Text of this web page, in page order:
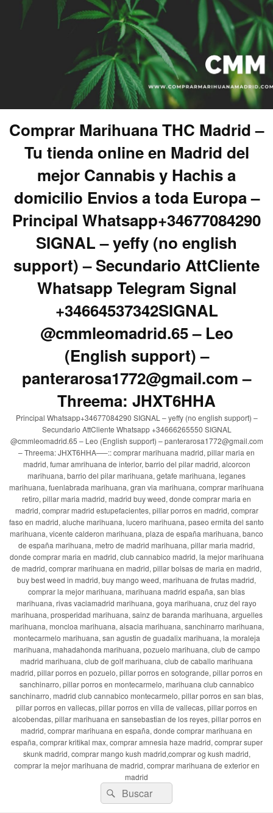
Comprar Marihuana THC Madrid –
Tu tienda online en Madrid del
mejor Cannabis y Hachis a
domicilio Envios a toda Europa –
Principal Whatsapp+34677084290
SIGNAL – yeffy (no english
support) – Secundario AttCliente
Whatsapp Telegram Signal
+34664537342SIGNAL
@cmmleomadrid.65 – Leo
(English support) –
panterarosa1772@gmail.com –
Threema: JHXT6HHA
Principal Whatsapp+34677084290 SIGNAL – yeffy (no english support) –
Secundario AttCliente Whatsapp +34666265550 SIGNAL
@cmmleomadrid.65 – Leo (English support) – panterarosa1772@gmail.com
– Threema: JHXT6HHA—–:: comprar marihuana madrid, pillar maria en
madrid, fumar amrihuana de interior, barrio del pilar madrid, alcorcon
marihuana, barrio del pilar marihuana, getafe marihuana, leganes
marihuana, fuenlabrada marihuana, gran via marihuana, comprar marihuana
retiro, pillar maria madrid, madrid buy weed, donde comprar maria en
madrid, comprar madrid estupefacientes, pillar porros en madrid, comprar
faso en madrid, aluche marihuana, lucero marihuana, paseo ermita del santo
marihuana, vicente calderon marihuana, plaza de españa marihuana, banco
de españa marihuana, metro de madrid marihuana, pillar maria madrid,
donde comprar maria en madrid, club cannabico madrid, la mejor marihuana
de madrid, comprar marihuana en madrid, pillar bolsas de maria en madrid,
buy best weed in madrid, buy mango weed, marihuana de frutas madrid,
comprar la mejor marihuana, marihuana madrid españa, san blas
marihuana, rivas vaciamadrid marihuana, goya marihuana, cruz del rayo
marihuana, prosperidad marihuana, sainz de baranda marihuana, arguelles
marihuana, moncloa marihuana, alsacia marihuana, sanchinarro marihuana,
montecarmelo marihuana, san agustin de guadalix marihuana, la moraleja
marihuana, mahadahonda marihuana, pozuelo marihuana, club de campo
madrid marihuana, club de golf marihuana, club de caballo marihuana
madrid, pillar porros en pozuelo, pillar porros en sotogrande, pillar porros en
sanchinarro, pillar porros en montecarmelo, marihuana club cannabico
sanchinarro, madrid club cannabico montecarmelo, pillar porros en san blas,
pillar porros en vallecas, pillar porros en villa de vallecas, pillar porros en
alcobendas, pillar marihuana en sansebastian de los reyes, pillar porros en
madrid, comprar marihuana en españa, donde comprar marihuana en
españa, comprar kritikal max, comprar amnesia haze madrid, comprar super
skunk madrid, comprar mango kush madrid,comprar og kush madrid,
comprar la mejor marihuana de madrid, comprar marihuana de exterior en
madrid
Buscar
por:
Buscar